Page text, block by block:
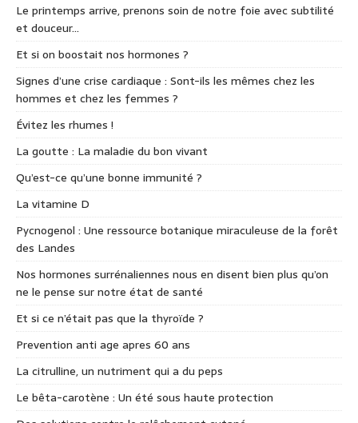
Le printemps arrive, prenons soin de notre foie avec subtilité
et douceur…
Et si on boostait nos hormones ?
Signes d’une crise cardiaque : Sont-ils les mêmes chez les
hommes et chez les femmes ?
Évitez les rhumes !
La goutte : La maladie du bon vivant
Qu’est-ce qu’une bonne immunité ?
La vitamine D
Pycnogenol : Une ressource botanique miraculeuse de la forêt
des Landes
Nos hormones surrénaliennes nous en disent bien plus qu’on
ne le pense sur notre état de santé
Et si ce n’était pas que la thyroïde ?
Prevention anti age apres 60 ans
La citrulline, un nutriment qui a du peps
Le bêta-carotène : Un été sous haute protection